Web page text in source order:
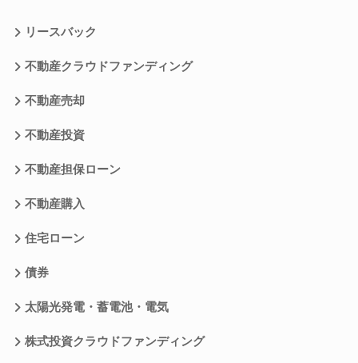
リースバック
不動産クラウドファンディング
不動産売却
不動産投資
不動産担保ローン
不動産購入
住宅ローン
債券
太陽光発電・蓄電池・電気
株式投資クラウドファンディング